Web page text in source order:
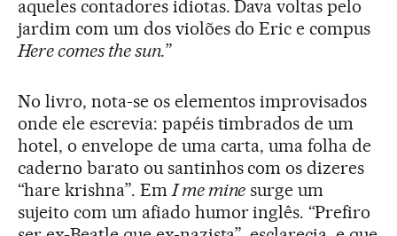
aqueles contadores idiotas. Dava voltas pelo
jardim com um dos violões do Eric e compus
Here comes the sun.”
No livro, nota-se os elementos improvisados
onde ele escrevia: papéis timbrados de um
hotel, o envelope de uma carta, uma folha de
caderno barato ou santinhos com os dizeres
“hare krishna”. EmI me mine surge um
sujeito com um afiado humor inglês. “Prefiro